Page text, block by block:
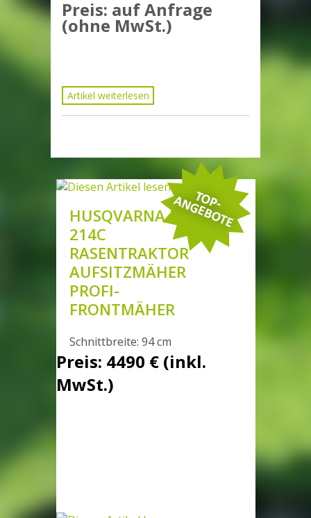
Preis: auf Anfrage
(ohne MwSt.)
Artikel weiterlesen
HUSQVARNA R
214C
RASENTRAKTOR
AUFSITZMÄHER
PROFI-
FRONTMÄHER
Schnittbreite: 94 cm
Preis: 4490 € (inkl.
MwSt.)